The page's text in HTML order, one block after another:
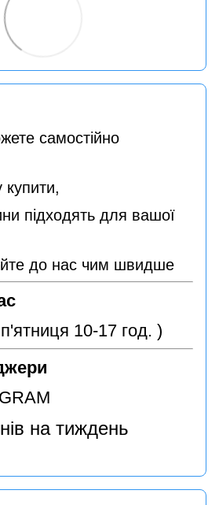
самостійно
купити,
підходять для вашої
до нас чим швидше
10-17 год. )
на тиждень